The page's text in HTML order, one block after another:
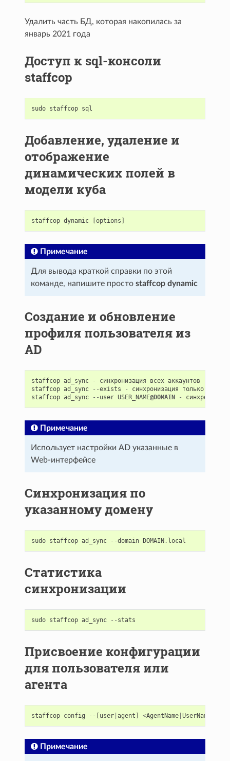
Удалить часть БД, которая накопилась за
январь 2021 года
Доступ к sql-консоли
staffcop
sudo staffcop sql
Добавление, удаление и
отображение
динамических полей в
модели куба
staffcop dynamic [options ]
Примечание
Для вывода краткой справки по этой
команде, напишите простоstaffcop dynamic
Создание и обновление
профиля пользователя из
AD
staffcop ad_sync - синхронизация всех аккаунтов
staffcop ad_sync --exists - синхронизация только
staffcop ad_sync -- user USER_NAME@DOMAIN -
Примечание
Использует настройки AD указанные в
Web-интерфейсе
Синхронизация по
указанному домену
sudo staffcop ad_sync --domain DOMAIN . local
Статистика
синхронизации
sudo staffcop ad_sync -- stats
Присвоение конфигурации
для пользователя или
агента
staffcop config -- [user |agent ] <AgentName |UserName
Примечание